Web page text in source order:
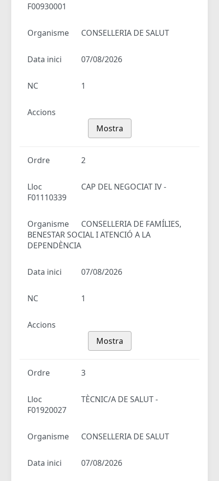
F00930001
Organisme CONSELLERIA DE SALUT
Data inici 07/08/2026
NC 1
Accions
Mostra
Ordre 2
Lloc
CAP DEL NEGOCIAT IV -
F01110339
Organisme
CONSELLERIA DE FAMÍLIES,
BENESTAR SOCIAL I ATENCIÓ A LA
DEPENDÈNCIA
Data inici 07/08/2026
NC 1
Accions
Mostra
Ordre 3
Lloc
TÈCNIC/A DE SALUT -
F01920027
Organisme CONSELLERIA DE SALUT
Data inici 07/08/2026